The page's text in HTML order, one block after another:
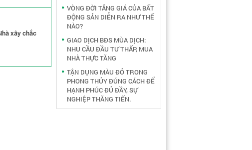
xây chắc
VÒNG ĐỜI TĂNG GIÁ CỦA BẤT
ĐỘNG SẢN DIỄN RA NHƯ THẾ
NÀO?
GIAO DỊCH BĐS MÙA DỊCH:
NHU CẦU ĐẦU TƯ THẤP, MUA
NHÀ THỰC TĂNG
TẬN DỤNG MÀU ĐỎ TRONG
PHONG THỦY ĐÚNG CÁCH ĐỂ
HẠNH PHÚC ĐỦ ĐẦY, SỰ
NGHIỆP THĂNG TIẾN.